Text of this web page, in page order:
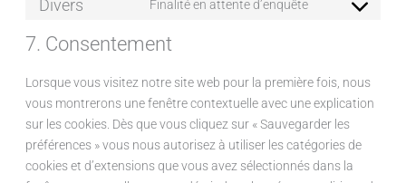
Divers Finalité en attente d’enquête
7. Consentement
Lorsque vous visitez notre site web pour la première fois, nous
vous montrerons une fenêtre contextuelle avec une explication
sur les cookies. Dès que vous cliquez sur « Sauvegarder les
préférences » vous nous autorisez à utiliser les catégories de
cookies et d’extensions que vous avez sélectionnés dans la